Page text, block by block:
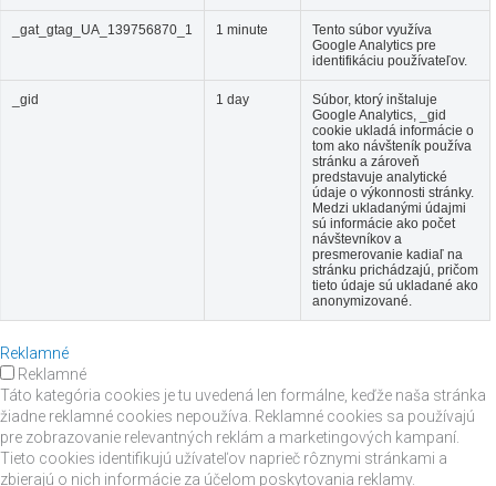
_gat_gtag_UA_139756870_1 1 minute
Tento súbor využíva
Google Analytics pre
identifikáciu používateľov.
_gid 1 day
Súbor, ktorý inštaluje
Google Analytics, _gid
cookie ukladá informácie o
tom ako návšteník používa
stránku a zároveň
predstavuje analytické
údaje o výkonnosti stránky.
Medzi ukladanými údajmi
sú informácie ako počet
návštevníkov a
presmerovanie kadiaľ na
stránku prichádzajú, pričom
tieto údaje sú ukladané ako
anonymizované.
Reklamné
Reklamné
Táto kategória cookies je tu uvedená len formálne, keďže naša stránka
žiadne reklamné cookies nepoužíva. Reklamné cookies sa používajú
pre zobrazovanie relevantných reklám a marketingových kampaní.
Tieto cookies identifikujú užívateľov naprieč rôznymi stránkami a
zbierajú o nich informácie za účelom poskytovania reklamy.